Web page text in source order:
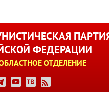
ФЕДЕРАЦИИ
ОТДЕЛЕНИЕ